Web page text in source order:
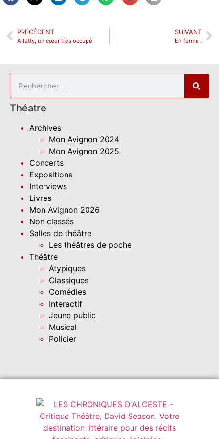
Théatre
Archives
Mon Avignon 2024
Mon Avignon 2025
Concerts
Expositions
Interviews
Livres
Mon Avignon 2026
Non classés
Salles de théâtre
Les théâtres de poche
Théâtre
Atypiques
Classiques
Comédies
Interactif
Jeune public
Musical
Policier
PRÉCÉDENT
Arletty, un cœur très occupé
SUIVANT
En forme !